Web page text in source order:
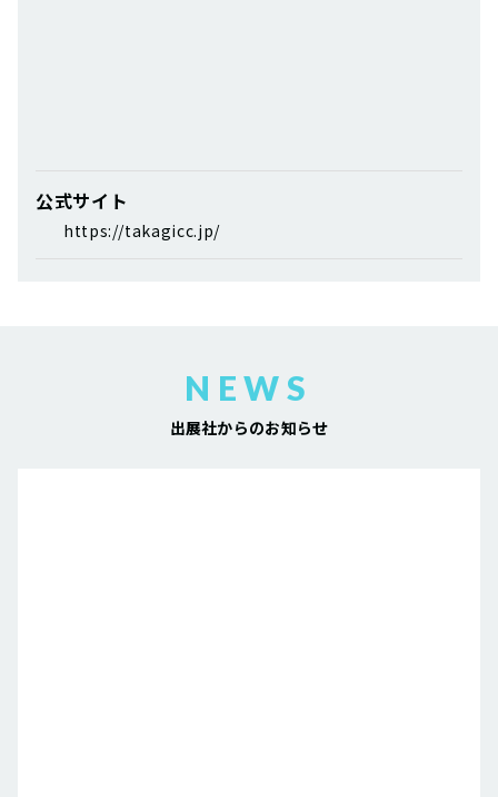
公式サイト
https://takagicc.jp/
NEWS
出展社からのお知らせ